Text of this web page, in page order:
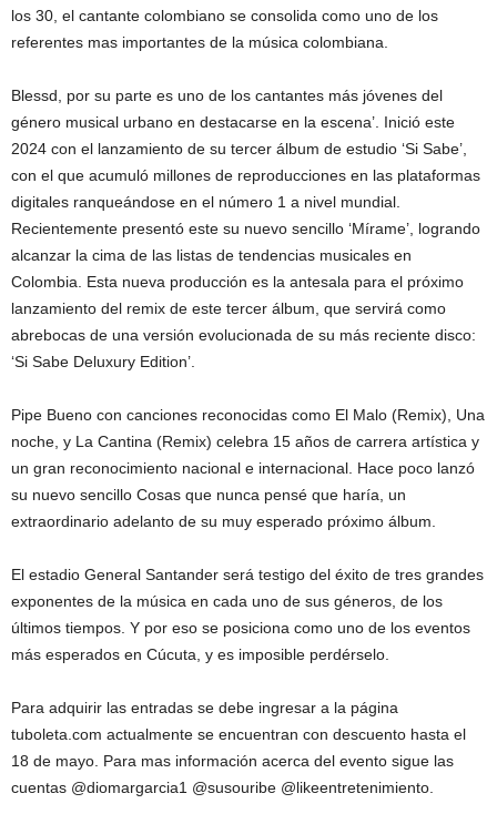
los 30, el cantante colombiano se consolida como uno de los
referentes mas importantes de la música colombiana.
Blessd, por su parte es uno de los cantantes más jóvenes del
género musical urbano en destacarse en la escena’. Inició este
2024 con el lanzamiento de su tercer álbum de estudio ‘Si Sabe’,
con el que acumuló millones de reproducciones en las plataformas
digitales ranqueándose en el número 1 a nivel mundial.
Recientemente presentó este su nuevo sencillo ‘Mírame’, logrando
alcanzar la cima de las listas de tendencias musicales en
Colombia. Esta nueva producción es la antesala para el próximo
lanzamiento del remix de este tercer álbum, que servirá como
abrebocas de una versión evolucionada de su más reciente disco:
‘Si Sabe Deluxury Edition’.
Pipe Bueno con canciones reconocidas como El Malo (Remix), Una
noche, y La Cantina (Remix) celebra 15 años de carrera artística y
un gran reconocimiento nacional e internacional. Hace poco lanzó
su nuevo sencillo Cosas que nunca pensé que haría, un
extraordinario adelanto de su muy esperado próximo álbum.
El estadio General Santander será testigo del éxito de tres grandes
exponentes de la música en cada uno de sus géneros, de los
últimos tiempos. Y por eso se posiciona como uno de los eventos
más esperados en Cúcuta, y es imposible perdérselo.
Para adquirir las entradas se debe ingresar a la página
tuboleta.com actualmente se encuentran con descuento hasta el
18 de mayo. Para mas información acerca del evento sigue las
cuentas @diomargarcia1 @susouribe @likeentretenimiento.